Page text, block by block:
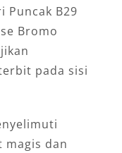
Puncak B29
Bromo
pada sisi
dan